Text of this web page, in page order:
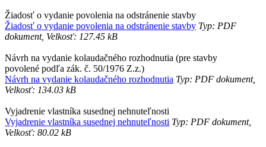
Žiadosť o vydanie povolenia na odstránenie stavby
Žiadosť o vydanie povolenia na odstránenie stavby Typ: PDF
dokument, Velkosť: 127.45 kB
Návrh na vydanie kolaudačného rozhodnutia (pre stavby
povolené podľa zák. č. 50/1976 Z.z.)
Návrh na vydanie kolaudačného rozhodnutia Typ: PDF dokument,
Velkosť: 134.03 kB
Vyjadrenie vlastníka susednej nehnuteľnosti
Vyjadrenie vlastníka susednej nehnuteľnosti Typ: PDF dokument,
Velkosť: 80.02 kB